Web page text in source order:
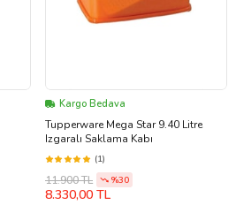
Kargo Bedava
Tupperware Mega Star 9.40 Litre
Izgaralı Saklama Kabı
(1)
11.900 TL %30
8.330,00 TL